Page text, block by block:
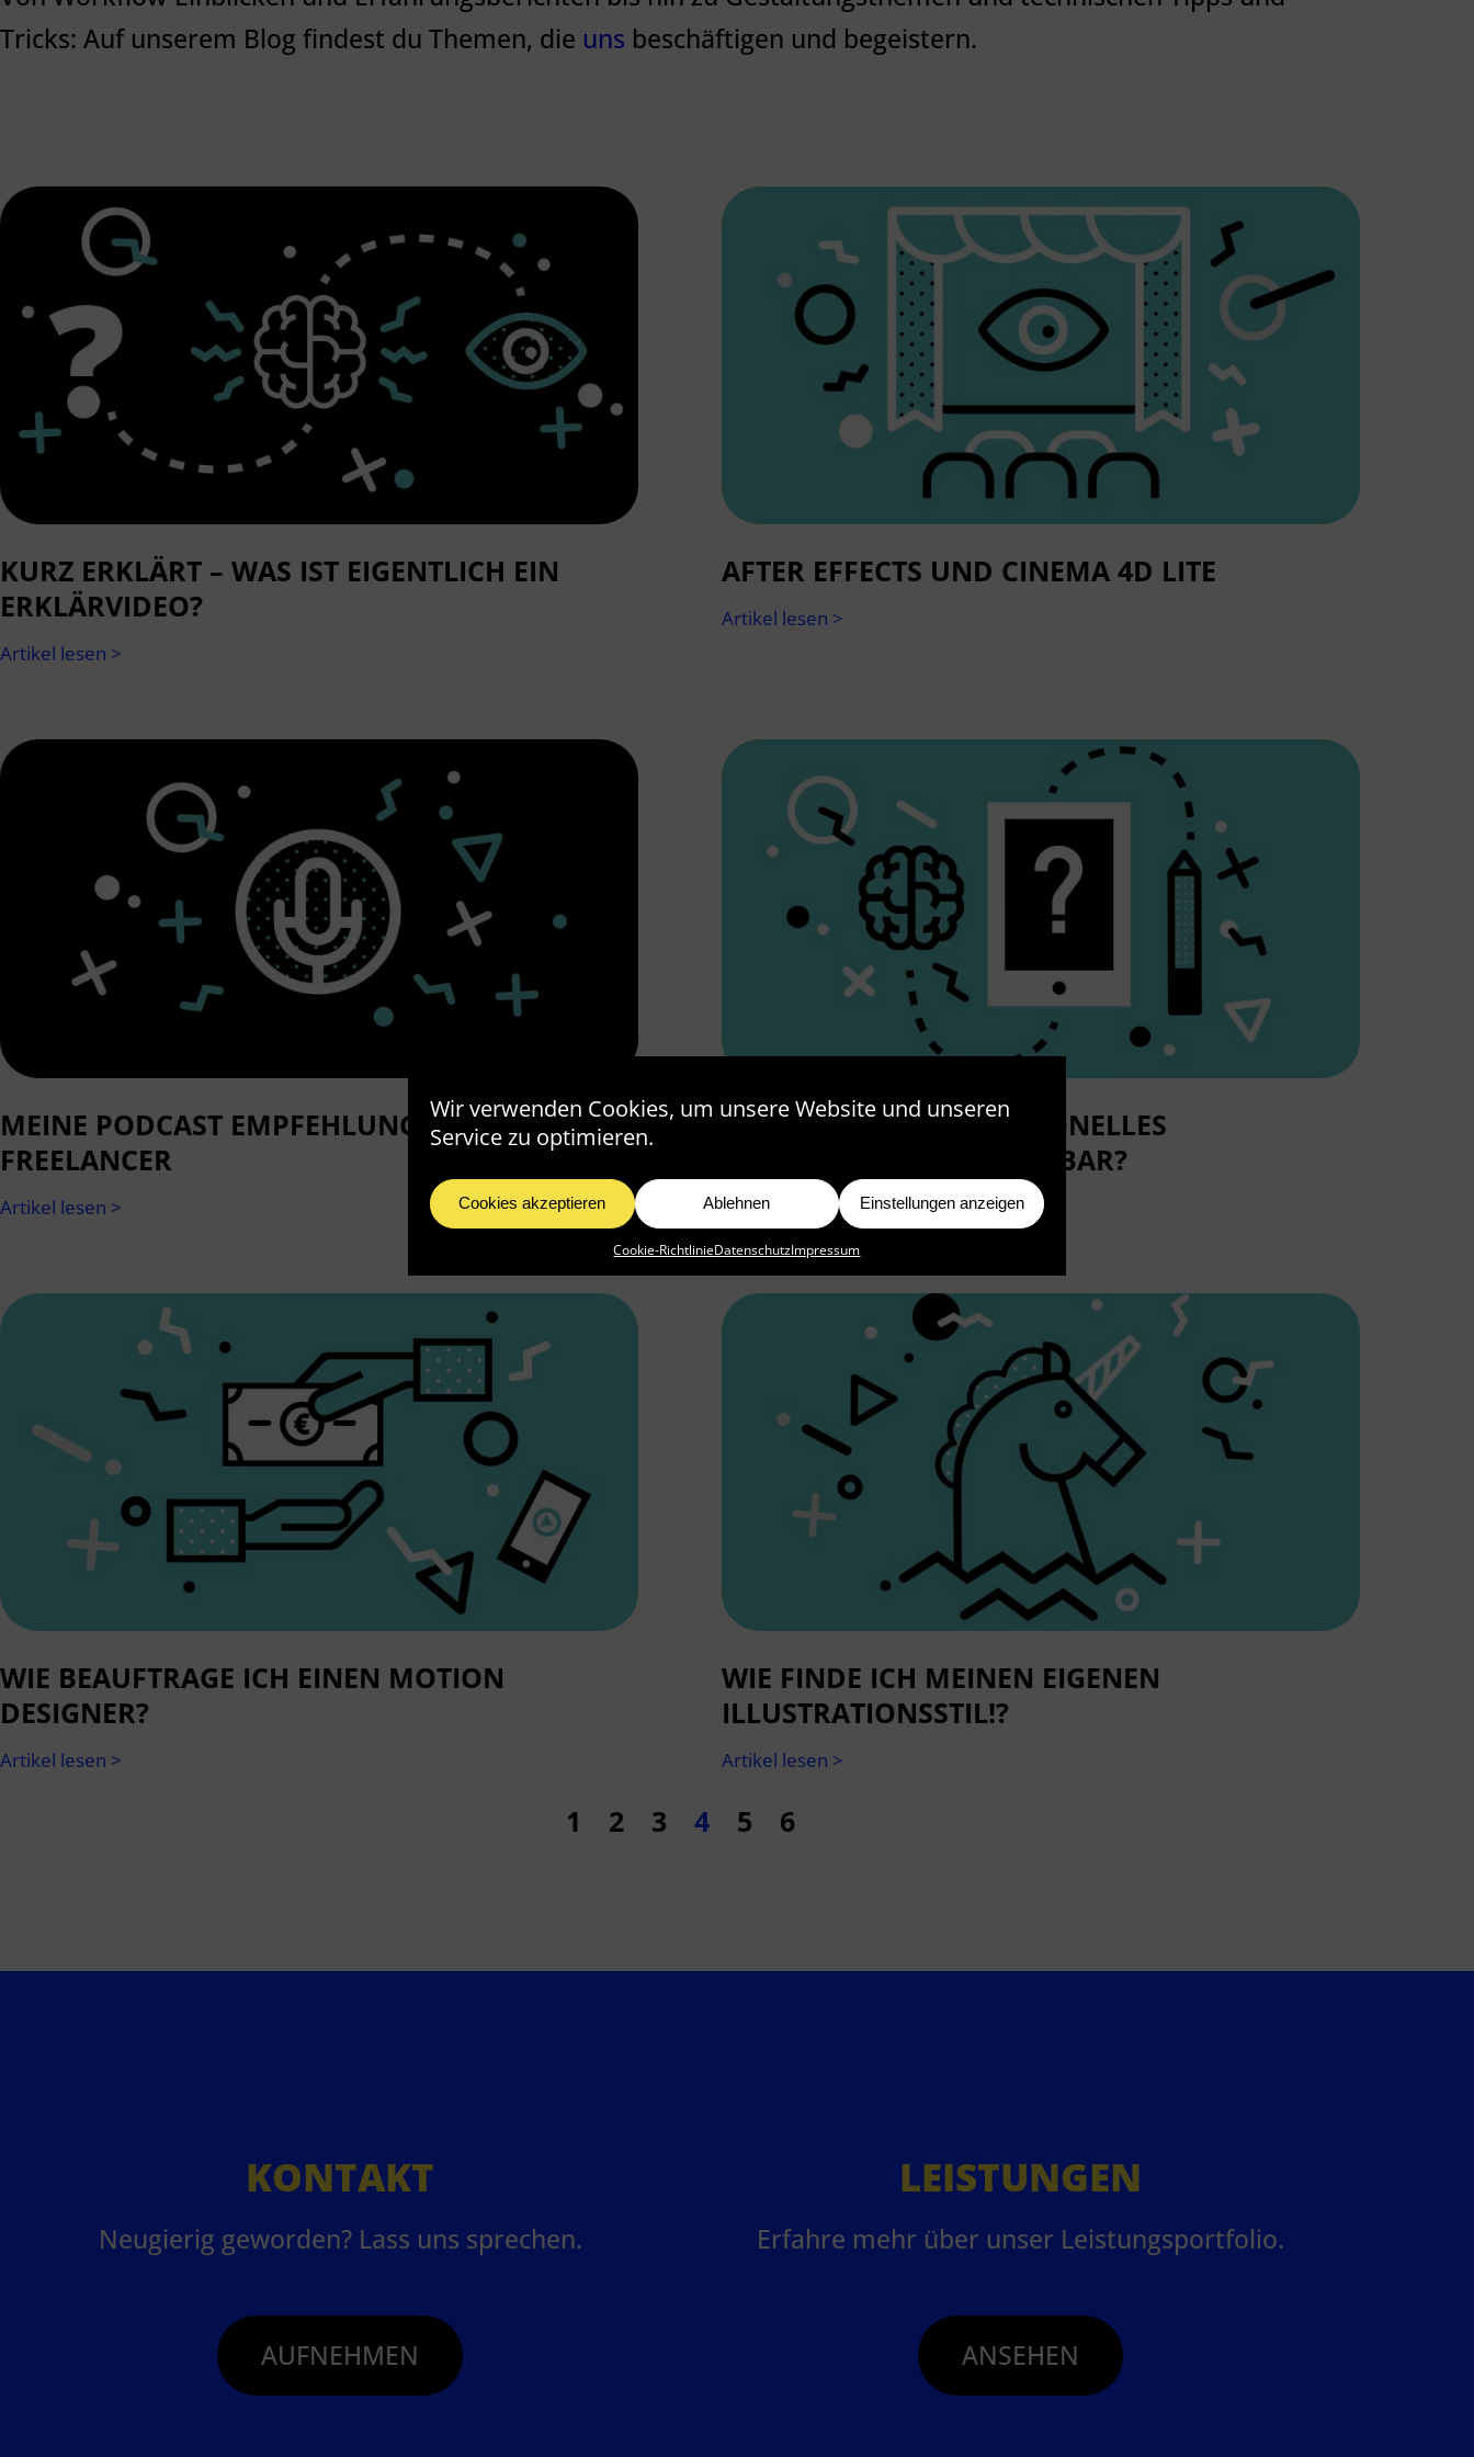
Wir verwenden Cookies, um unsere Website und unseren
Service zu optimieren.
Cookies akzeptieren Ablehnen Einstellungen anzeigen
Cookie-RichtlinieDatenschutzImpressum
Tricks: Auf unserem Blog findest du Themen, die uns beschäftigen und begeistern.
KURZ ERKLÄRT – WAS IST EIGENTLICH EIN
ERKLÄRVIDEO?
Artikel lesen >
AFTER EFFECTS UND CINEMA 4D LITE
Artikel lesen >
MEINE PODCAST EMPFEHLUNGEN FÜR
FREELANCER
Artikel lesen >
IPAD PRO ALS PROFESSIONELLES
GRAFIKTABLETT BRAUCHBAR?
Artikel lesen >
WIE BEAUFTRAGE ICH EINEN MOTION
DESIGNER?
Artikel lesen >
WIE FINDE ICH MEINEN EIGENEN
ILLUSTRATIONSSTIL!?
Artikel lesen >
1 2 3 4 5 6
KONTAKT
Neugierig geworden? Lass uns sprechen.
AUFNEHMEN
LEISTUNGEN
Erfahre mehr über unser Leistungsportfolio.
ANSEHEN